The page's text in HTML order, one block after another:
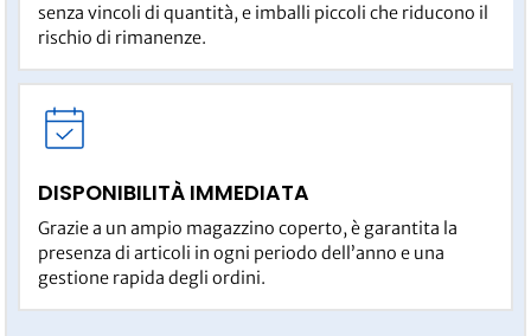
senza vincoli di quantità, e imballi piccoli che riducono il
rischio di rimanenze.
DISPONIBILITÀ IMMEDIATA
Grazie a un ampio magazzino coperto, è garantita la
presenza di articoli in ogni periodo dell’anno e una
gestione rapida degli ordini.